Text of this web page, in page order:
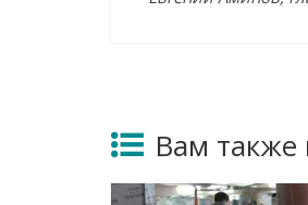
Вам также